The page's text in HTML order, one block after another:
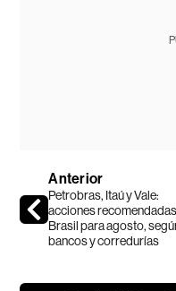
Anterior
Petrobras, Itaú y Vale:
acciones
Brasil para agosto,
bancos y corredurías